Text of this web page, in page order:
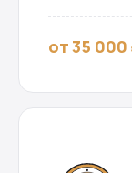
от 35 000